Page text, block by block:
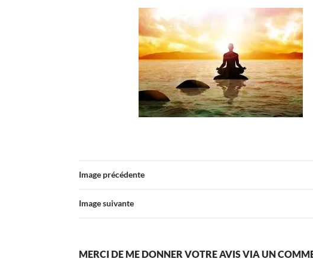
Image précédente
Image suivante
MERCI DE ME DONNER VOTRE AVIS VIA UN